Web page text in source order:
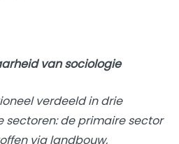
van sociologie
verdeeld in drie
sectoren: de primaire sector
via landbouw,